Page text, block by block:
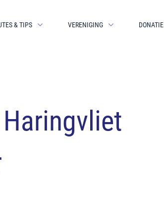
& TIPS VERENIGING DONATIE